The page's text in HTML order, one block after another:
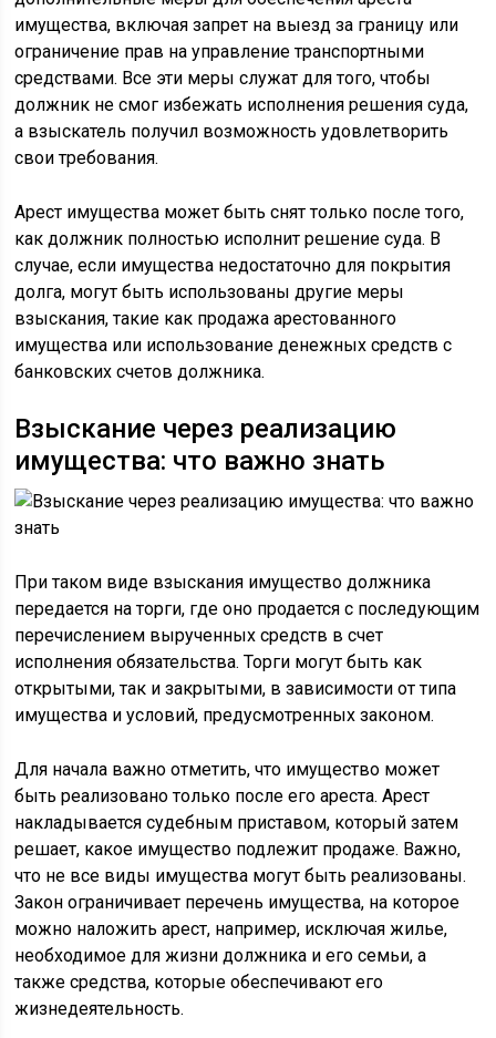
имущества, включая запрет на выезд за границу или
ограничение прав на управление транспортными
средствами. Все эти меры служат для того, чтобы
должник не смог избежать исполнения решения суда,
а взыскатель получил возможность удовлетворить
свои требования.
Арест имущества может быть снят только после того,
как должник полностью исполнит решение суда. В
случае, если имущества недостаточно для покрытия
долга, могут быть использованы другие меры
взыскания, такие как продажа арестованного
имущества или использование денежных средств с
банковских счетов должника.
Взыскание через реализацию
имущества: что важно знать
При таком виде взыскания имущество должника
передается на торги, где оно продается с последующим
перечислением вырученных средств в счет
исполнения обязательства. Торги могут быть как
открытыми, так и закрытыми, в зависимости от типа
имущества и условий, предусмотренных законом.
Для начала важно отметить, что имущество может
быть реализовано только после его ареста. Арест
накладывается судебным приставом, который затем
решает, какое имущество подлежит продаже. Важно,
что не все виды имущества могут быть реализованы.
Закон ограничивает перечень имущества, на которое
можно наложить арест, например, исключая жилье,
необходимое для жизни должника и его семьи, а
также средства, которые обеспечивают его
жизнедеятельность.